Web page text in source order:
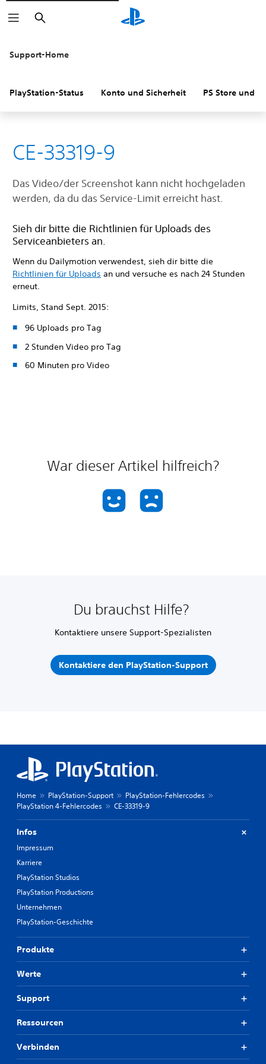
Suchen
Support-Home
PlayStation-Status Konto und Sicherheit PS Store und
CE-33319-9
Das Video/der Screenshot kann nicht hochgeladen
werden, da du das Service-Limit erreicht hast.
Sieh dir bitte die Richtlinien für Uploads des
Serviceanbieters an.
Wenn du Dailymotion verwendest, sieh dir bitte die
Richtlinien für Uploads an und versuche es nach 24 Stunden
erneut.
Limits, Stand Sept. 2015:
96 Uploads pro Tag
2 Stunden Video pro Tag
60 Minuten pro Video
War dieser Artikel hilfreich?
Du brauchst Hilfe?
Kontaktiere unsere Support-Spezialisten
Kontaktiere den PlayStation-Support
Home PlayStation-Support
PlayStation-Fehlercodes
PlayStation 4-Fehlercodes
CE-33319-9
Infos
Impressum
Karriere
PlayStation Studios
PlayStation Productions
Unternehmen
PlayStation-Geschichte
Produkte
Werte
Support
Ressourcen
Verbinden